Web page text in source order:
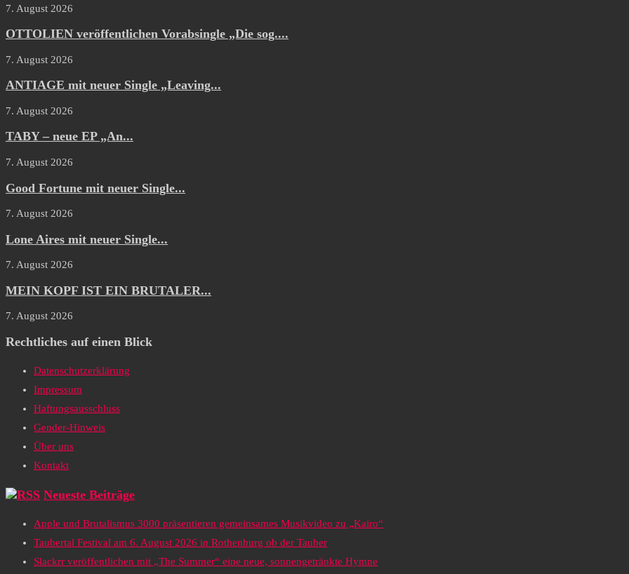
7. August 2026
OTTOLIEN veröffentlichen Vorabsingle „Die sog....
7. August 2026
ANTIAGE mit neuer Single „Leaving...
7. August 2026
TABY – neue EP „An...
7. August 2026
Good Fortune mit neuer Single...
7. August 2026
Lone Aires mit neuer Single...
7. August 2026
MEIN KOPF IST EIN BRUTALER...
7. August 2026
Rechtliches auf einen Blick
Datenschutzerklärung
Impressum
Haftungsausschluss
Gender-Hinweis
Über uns
Kontakt
Neueste Beiträge
Apple und Brutalismus 3000 präsentieren gemeinsames Musikvideo zu „Kairo“
Taubertal Festival am 6. August 2026 in Rothenburg ob der Tauber
Slackrr veröffentlichen mit „The Summer“ eine neue, sonnengetränkte Hymne